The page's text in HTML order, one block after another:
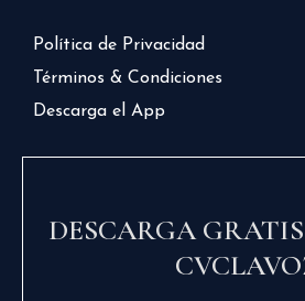
Política de Privacidad
Términos & Condiciones
Descarga el App
DESCARGA